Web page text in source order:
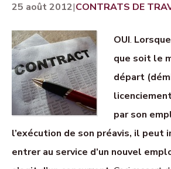
25 août 2012|CONTRATS DE
OUI.
que soit le
départ
par son
l’exécution de son préavis, il peut
entrer au service d’un nouvel